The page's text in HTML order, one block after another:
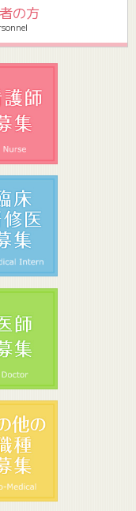
の方